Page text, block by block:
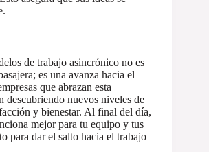
de trabajo asincrónico no es
es una avanza hacia el
que abrazan esta
descubriendo nuevos niveles de
y bienestar. Al final del día,
mejor para tu equipo y tus
para dar el salto hacia el trabajo